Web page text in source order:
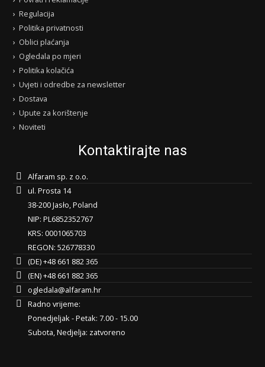
Regulacija
Politika privatnosti
Oblici plaćanja
Ogledala po mjeri
Politika kolačića
Uvjeti i odredbe za newsletter
Dostava
Upute za korištenje
Noviteti
Kontaktirajte nas
Alfaram sp. z o.o.
ul. Prosta 14
38-200 Jasło, Poland
NIP: PL6852352767
KRS: 0001065703
REGON: 526778330
(DE) +48 661 882 365
(EN) +48 661 882 365
ogledala@alfaram.hr
Radno vrijeme:
Ponedjeljak - Petak: 7.00 - 15.00
Subota, Nedjelja: zatvoreno